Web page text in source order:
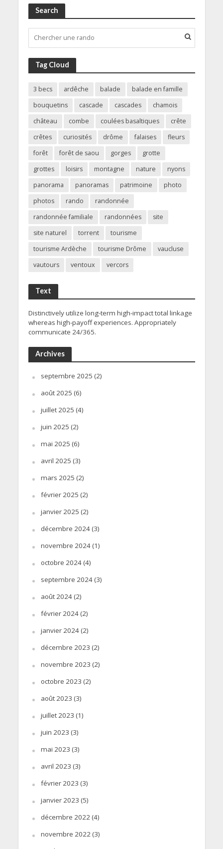
Search
Tag Cloud
3 becs ardêche balade
balade en famille
bouquetins
cascade cascades
chamois
château
combe coulées basaltiques
crête
crêtes
curiosités drôme falaises
fleurs
forêt
forêt de saou gorges
grotte
grottes
loisirs montagne nature
nyons
panorama
panoramas patrimoine
photo
photos
rando
randonnée
randonnée familiale
randonnées
site
site naturel
torrent
tourisme
tourisme Ardèche
tourisme Drôme
vaucluse
vautours
ventoux vercors
Text
Distinctively utilize long-term high-impact total linkage
whereas high-payoff experiences. Appropriately
communicate 24/365.
Archives
septembre 2025 (2)
août 2025 (6)
juillet 2025 (4)
juin 2025 (2)
mai 2025 (6)
avril 2025 (3)
mars 2025 (2)
février 2025 (2)
janvier 2025 (2)
décembre 2024(3)
novembre 2024(1)
octobre 2024(4)
septembre 2024(3)
août 2024(2)
février 2024(2)
janvier 2024(2)
décembre 2023 (2)
novembre 2023 (2)
octobre 2023 (2)
août 2023 (3)
juillet 2023 (1)
juin 2023 (3)
mai 2023 (3)
avril 2023 (3)
février 2023 (3)
janvier 2023 (5)
décembre 2022 (4)
novembre 2022 (3)